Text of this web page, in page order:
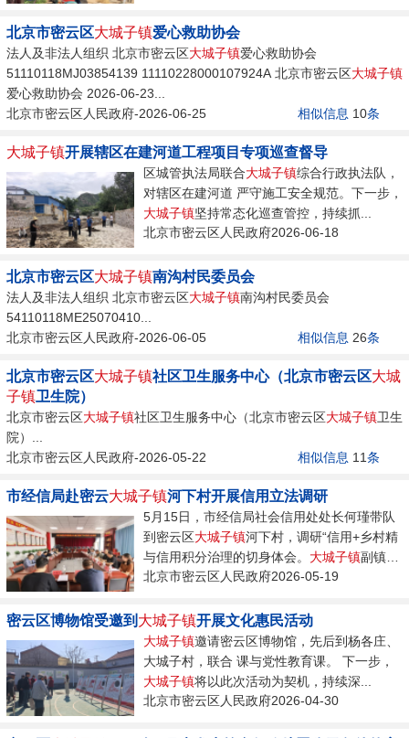
北京市密云区大城子镇爱心救助协会
法人及非法人组织 北京市密云区大城子镇爱心救助协会
51110118MJ03854139 11110228000107924A 北京市密云区大城子镇
爱心救助协会 2026-06-23...
北京市密云区人民政府-2026-06-25
相似信息 10条
大城子镇开展辖区在建河道工程项目专项巡查督导
区城管执法局联合大城子镇综合行政执法队，
对辖区在建河道 严守施工安全规范。下一步，
大城子镇坚持常态化巡查管控，持续抓...
北京市密云区人民政府2026-06-18
北京市密云区大城子镇南沟村民委员会
法人及非法人组织 北京市密云区大城子镇南沟村民委员会
54110118ME25070410...
北京市密云区人民政府-2026-06-05
相似信息 26条
北京市密云区大城子镇社区卫生服务中心（北京市密云区大城
子镇卫生院）
北京市密云区大城子镇社区卫生服务中心（北京市密云区大城子镇卫生
院）...
北京市密云区人民政府-2026-05-22
相似信息 11条
市经信局赴密云大城子镇河下村开展信用立法调研
5月15日，市经信局社会信用处处长何瑾带队
到密云区大城子镇河下村，调研“信用+乡村精
与信用积分治理的切身体会。 大城子镇副镇长
汪怀君汇报全镇“信用...
北京市密云区人民政府2026-05-19
密云区博物馆受邀到 大城子镇开展文化惠民活动
大城子镇邀请密云区博物馆，先后到杨各庄、
大城子村，联合 课与党性教育课。 下一步，
大城子镇将以此次活动为契机，持续深...
北京市密云区人民政府2026-04-30